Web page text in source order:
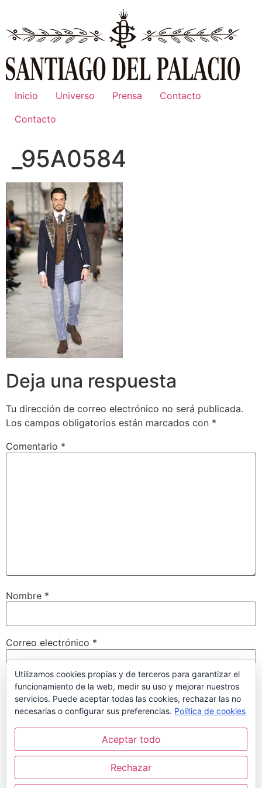
contenido
Inicio Universo Prensa
Contacto
Contacto
_95A0584
Deja una respuesta
Tu dirección de correo electrónico no será publicada.
Los campos obligatorios están marcados con *
Comentario *
Nombre *
Correo electrónico *
Web
Guarda mi nombre, correo electrónico y web en este
navegador para la próxima vez que comente.
Utilizamos cookies propias y de terceros para garantizar el
funcionamiento de la web, medir su uso y mejorar nuestros
servicios. Puede aceptar todas las cookies, rechazar las no
necesarias o configurar sus preferencias. Política de cookies
Aceptar todo
Rechazar